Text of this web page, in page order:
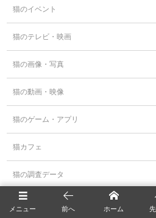
猫のイベント
猫のテレビ・映画
猫の画像・写真
猫の動画・映像
猫のゲーム・アプリ
猫カフェ
猫の調査データ
猫の豆知識・雑学
メニュー
前へ ホーム